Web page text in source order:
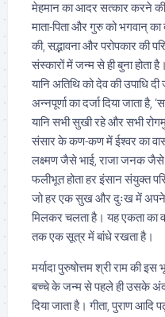
मेहमान का आदर सत्कार करने की
माता-पिता और गुरु को भगवान् का
की, सद्भावना और परोपकार की
संस्कारों में जन्म से ही बुना होता
यानि अतिथि को देव की उपाधि
अन्नपूर्णा का दर्जा दिया जाता है,
यानि सभी सुखी रहे और सभी
संसार के कण-कण में ईश्वर का
लक्ष्मण जैसे भाई, राजा जनक जैसे
फलीभूत होता हर इंसान संयुक्त
जो हर एक सुख और दुःख में
मिलकर चलता है। यह एकता का
तक एक सूत्र में बांधे रखता है।
मर्यादा पुरुषोत्तम श्री राम
बच्चे के जन्म से पहले ही उसके
दिया जाता है। गीता, पुराण